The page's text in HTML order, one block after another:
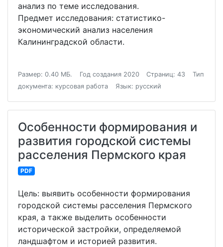
анализ по теме исследования.
Предмет исследования: статистико-
экономический анализ населения
Калининградской области.
Размер: 0.40 МБ. Год создания 2020 Страниц: 43
Тип
документа: курсовая работа
Язык: русский
Особенности формирования и
развития городской системы
расселения Пермского края
PDF
Цель: выявить особенности формирования
городской системы расселения Пермского
края, а также выделить особенности
исторической застройки, определяемой
ландшафтом и историей развития.